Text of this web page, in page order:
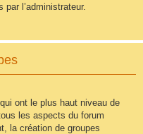
l’administrateur.
ont le plus haut niveau de
les aspects du forum
la création de groupes